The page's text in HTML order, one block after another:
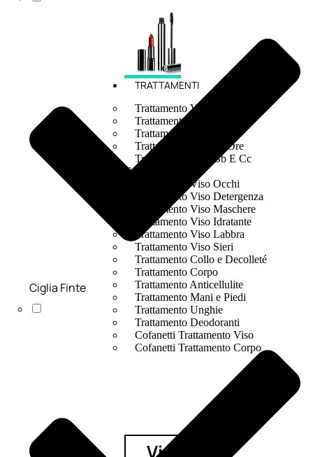
TRATTAMENTI
Trattamento Viso Antieta
Trattamento Viso Giorno
Trattamento Viso Notte
Trattamento Viso 24 Ore
Trattamento Viso Bb E Cc
Cream
Trattamento Viso Occhi
Trattamento Viso Detergenza
Trattamento Viso Maschere
Trattamento Viso Idratante
Trattamento Viso Labbra
Trattamento Viso Sieri
Trattamento Collo e Decolleté
Trattamento Corpo
Trattamento Anticellulite
Trattamento Mani e Piedi
Trattamento Unghie
Trattamento Deodoranti
Cofanetti Trattamento Viso
Cofanetti Trattamento Corpo
Viso
Ciglia Finte